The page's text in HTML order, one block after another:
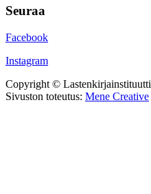
Seuraa
Facebook
Instagram
Copyright © Lastenkirjainstituutti
Sivuston toteutus: Mene Creative